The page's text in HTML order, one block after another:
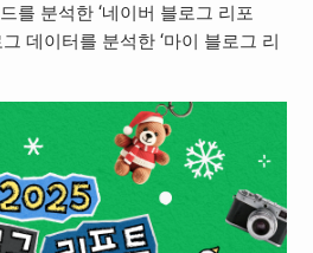
를 분석한 ‘네이버 블로그 리포
데이터를 분석한 ‘마이 블로그 리